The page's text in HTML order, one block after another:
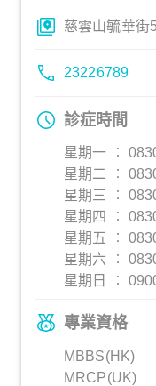
慈雲山毓華街
23226789
診症時間
星期一 ︰
星期二 ︰
星期三 ︰
星期四 ︰
星期五 ︰
星期六 ︰
星期日 ︰
專業資格
MBBS(HK)
MRCP(UK)